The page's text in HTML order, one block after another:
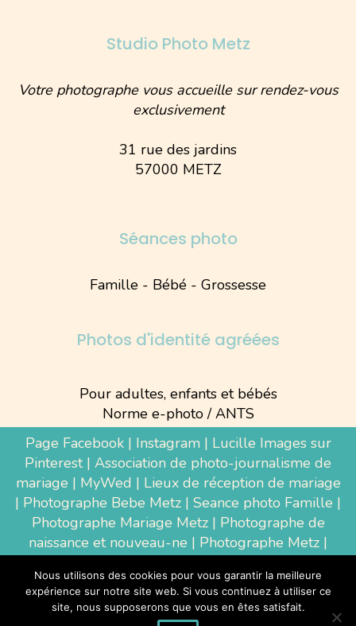
Studio Photo Metz
Votre photographe vous accueille sur rendez-vous
exclusivement
31 rue des jardins
57000 METZ
Séances photo
Famille - Bébé - Grossesse
Photos d'identité agréées
Pour adultes, enfants et bébés
Norme e-photo / ANTS
Page Facebook| Instagram| Lucille Images sur
Pinterest| Association de photo-journalisme de
mariage | MyWed | Lieux de réception de mariage
| Photographe Bebe Metz | Seance photo Famille |
Photographe Mariage Metz| Photographe de
naissance et nouveau-ne | Photographe Metz |
Luxembourg|Photographe Thionville|
Photographe d'entreprise Metz
Nous utilisons des cookies pour vous garantir la meilleure
expérience sur notre site web. Si vous continuez à utiliser ce
site, nous supposerons que vous en êtes satisfait.